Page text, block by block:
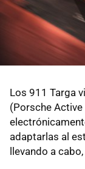
Los 911 Targa
(Porsche
adaptarlas al
llevando a